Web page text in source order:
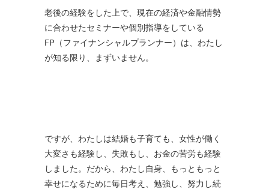
老後の経験をした上で、現在の経済や金融情勢
に合わせたセミナーや個別指導をしている
FP（ファイナンシャルプランナー）は、わたし
が知る限り、まずいません。
ですが、わたしは結婚も子育ても、女性が働く
大変さも経験し、失敗もし、お金の苦労も経験
しました。だから、わたし自身、もっともっと
幸せになるために毎日考え、勉強し、努力し続